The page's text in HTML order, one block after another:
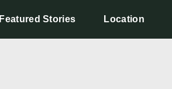
Featured Stories Location